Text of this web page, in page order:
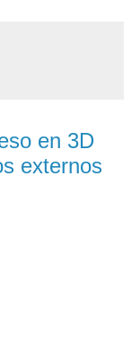
en 3D
externos